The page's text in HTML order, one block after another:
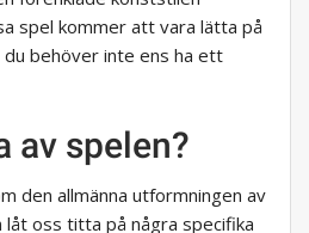
spel kommer att vara lätta på
behöver inte ens ha ett
av spelen?
den allmänna utformningen av
låt oss titta på några specifika